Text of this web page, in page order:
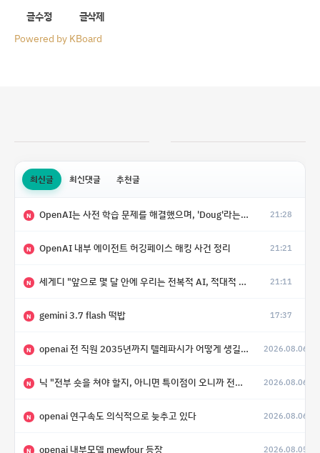
글수정
글삭제
Powered by KBoard
최신글 최신댓글 추천글
N OpenAI는 사전 학습 문제를 해결했으며, 'Doug'라는 코드명을 가진 훨씬 더 큰 모델을 활발히 개발 중 21:28
N OpenAI 내부 에이전트 허깅페이스 해킹 사건 정리 21:21
N 세게디 "앞으로 몇 달 안에 우리는 전복적 AI, 적대적 AI 둘 다 보게 될 것" 21:11
N gemini 3.7 flash 떡밥 17:37
N openai 전 직원 2035년까지 텔레파시가 어떻게 생길 수 있는지 2026.08.06
N 닉 "전부 숏을 쳐야 할지, 아니면 특이점이 오니까 전부 롱을 쳐야 할지 모르겠다.” 2026.08.06
N openai 연구속도 의식적으로 늦추고 있다 2026.08.06
N openai 내부모델 mewfour 등장 2026.08.05